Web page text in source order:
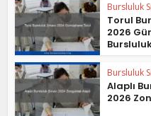
Bursluluk
Torul
2026
Bursluluk
Alaplı
2026